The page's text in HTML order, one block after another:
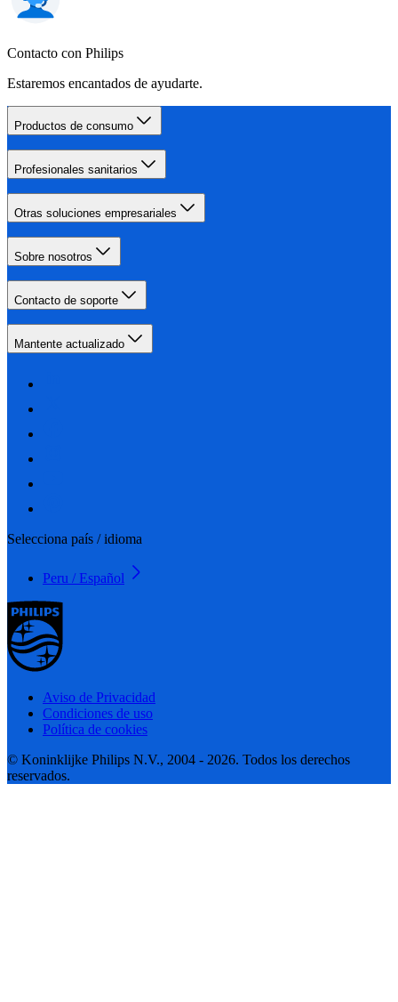
Contacto con Philips
Estaremos encantados de ayudarte.
Productos de consumo
Profesionales sanitarios
Otras soluciones empresariales
Sobre nosotros
Contacto de soporte
Mantente actualizado
Selecciona país / idioma
Peru / Español
Aviso de Privacidad
Condiciones de uso
Política de cookies
© Koninklijke Philips N.V., 2004 - 2026. Todos los derechos
reservados.